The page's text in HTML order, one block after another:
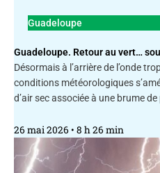
Guadeloupe
Guadeloupe. Retour au vert…
Désormais à l’arrière de l’onde
conditions météorologiques
d’air sec associée à une brume
26 mai 2026 8 h 26 min